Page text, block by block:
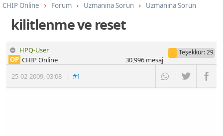
CHIP Online Forum Uzmanına Sorun Uzmanına Sorun
kilitlenme ve reset
HPQ-User
25-02-2009,03:08 |#1
OP CHIP Online
Teşekkür: 29
30,996mesaj